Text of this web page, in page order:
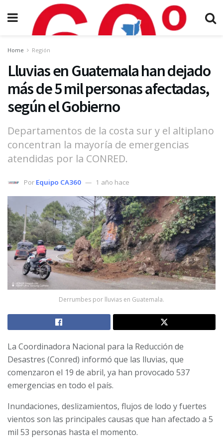
Home Región
Lluvias en Guatemala han dejado
más de 5 mil personas afectadas,
según el Gobierno
Departamentos de la costa sur y el altiplano
concentran la mayoría de emergencias
atendidas por la CONRED.
Por Equipo CA360 1 año hace
Derrumbes por lluvias en Guatemala.
La Coordinadora Nacional para la Reducción de
Desastres (Conred) informó que las lluvias, que
comenzaron el 19 de abril, ya han provocado 537
emergencias en todo el país.
Inundaciones, deslizamientos, flujos de lodo y fuertes
vientos son las principales causas que han afectado a 5
mil 53 personas hasta el momento.